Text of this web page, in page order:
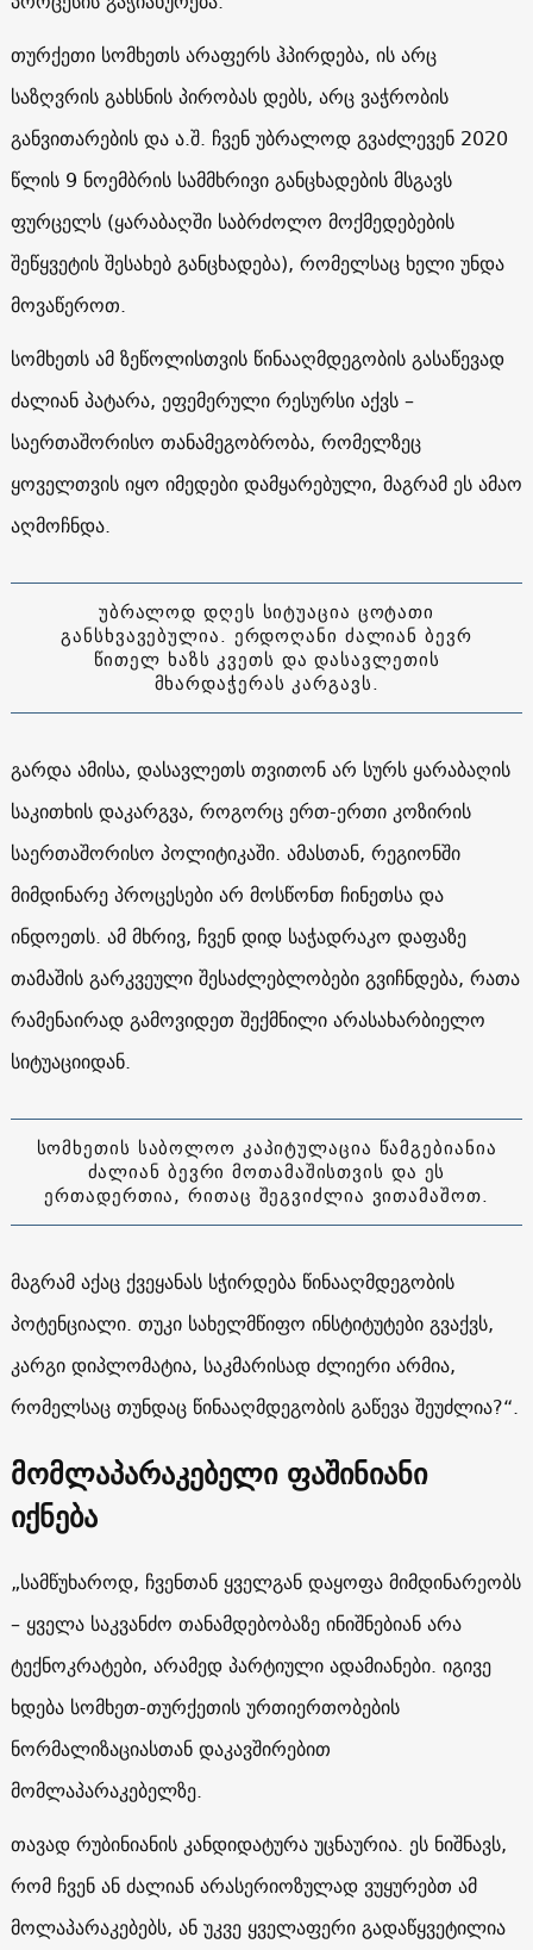
თურქეთი სომხეთს არაფერს ჰპირდება, ის არც
საზღვრის გახსნის პირობას დებს, არც ვაჭრობის
განვითარების და ა.შ. ჩვენ უბრალოდ გვაძლევენ 2020
წლის 9 ნოემბრის სამმხრივი განცხადების მსგავს
ფურცელს (ყარაბაღში საბრძოლო მოქმედებების
შეწყვეტის შესახებ განცხადება), რომელსაც ხელი უნდა
მოვაწეროთ.
სომხეთს ამ ზეწოლისთვის წინააღმდეგობის გასაწევად
ძალიან პატარა, ეფემერული რესურსი აქვს –
საერთაშორისო თანამეგობრობა, რომელზეც
ყოველთვის იყო იმედები დამყარებული, მაგრამ ეს ამაო
აღმოჩნდა.
უბრალოდ დღეს სიტუაცია ცოტათი
განსხვავებულია. ერდოღანი ძალიან ბევრ
წითელ ხაზს კვეთს და დასავლეთის
მხარდაჭერას კარგავს.
გარდა ამისა, დასავლეთს თვითონ არ სურს ყარაბაღის
საკითხის დაკარგვა, როგორც ერთ-ერთი კოზირის
საერთაშორისო პოლიტიკაში. ამასთან, რეგიონში
მიმდინარე პროცესები არ მოსწონთ ჩინეთსა და
ინდოეთს. ამ მხრივ, ჩვენ დიდ საჭადრაკო დაფაზე
თამაშის გარკვეული შესაძლებლობები გვიჩნდება, რათა
რამენაირად გამოვიდეთ შექმნილი არასახარბიელო
სიტუაციიდან.
სომხეთის საბოლოო კაპიტულაცია წამგებიანია
ძალიან ბევრი მოთამაშისთვის და ეს
ერთადერთია, რითაც შეგვიძლია ვითამაშოთ.
მაგრამ აქაც ქვეყანას სჭირდება წინააღმდეგობის
პოტენციალი. თუკი სახელმწიფო ინსტიტუტები გვაქვს,
კარგი დიპლომატია, საკმარისად ძლიერი არმია,
რომელსაც თუნდაც წინააღმდეგობის გაწევა შეუძლია?“.
მომლაპარაკებელი ფაშინიანი
იქნება
„სამწუხაროდ, ჩვენთან ყველგან დაყოფა მიმდინარეობს
– ყველა საკვანძო თანამდებობაზე ინიშნებიან არა
ტექნოკრატები, არამედ პარტიული ადამიანები. იგივე
ხდება სომხეთ-თურქეთის ურთიერთობების
ნორმალიზაციასთან დაკავშირებით
მომლაპარაკებელზე.
თავად რუბინიანის კანდიდატურა უცნაურია. ეს ნიშნავს,
რომ ჩვენ ან ძალიან არასერიოზულად ვუყურებთ ამ
მოლაპარაკებებს, ან უკვე ყველაფერი გადაწყვეტილია